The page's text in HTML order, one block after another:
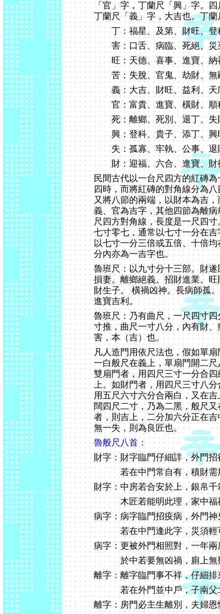
「官」字，丁蘭尺「興」字。
丁蘭尺「義」字，大吉也。丁
丁：福星、及第、財旺、登
害：口舌、病臨、死絕、災
旺：天德、喜事、進寶、納
苦：失脫、官鬼、劫財、無
義：大吉、財旺、益利、天
官：富貴、進寶、橫財、順
死：離鄉、死別、退丁、失
興：登科、貴子、添丁、興
失：孤寡、牢執、公事、退
財：迎福、六合、進寶、財
民間古代以一台尺四方的紅磚
四時，而將紅磚的對角線分為
又將八節的兩端，以財本為吉
義、官為吉字，其他四節為離
尺四方對角線，長度是一尺四
七寸零七，通常以七寸一分在
以七寸一分三倍或五倍、十倍
分內亦為一吉字也。
魯班尺：以九寸分十三部。財
損妻。離鄉絕義。招財進業。
財生子。 橫禍凶神。長病師孤
進寶吉利。
魯班尺：乃有曲尺，一尺四寸
寸推，曲尺一寸八分，內有財
害，本（吉）也。
凡人造門用依尺法也，假如單
一白般尺在義上，單扇門開二
雙扇門者，用四尺三寸一分合
上。如財門者，用四尺三寸八
用五尺六寸六分合兩白，又在
闊四尺二寸，乃為二黑，般尺
者，則吉上，二分加六分正在
無一失，則為良匠也。
魯般尺八首：
財字：財字臨門仔細詳，外門
若在中門常自有，積財需
財字：中房若合安於上，銀帛
木匠若能明此理，家中福
病字：病字臨門招疫病，外門
若在中門逢此字，災須輕
病字：更被外門相照對，一年
於中若要無凶禍，廁上無
離字：離字臨門事不祥，仔細
若在外門並中戶，子南父
離字：房門必主生離別，夫婦